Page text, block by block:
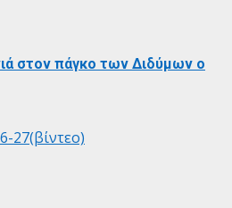
στον πάγκο των Διδύμων ο
27(βίντεο)